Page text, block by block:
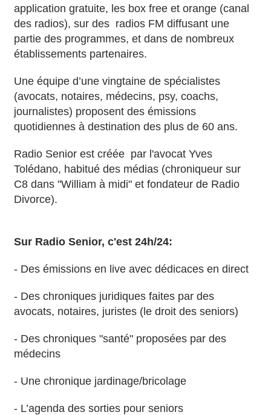
application gratuite, les box free et orange (canal
des radios), sur des radios FM diffusant une
partie des programmes, et dans de nombreux
établissements partenaires.
Une équipe d’une vingtaine de spécialistes
(avocats, notaires, médecins, psy, coachs,
journalistes) proposent des émissions
quotidiennes à destination des plus de 60 ans.
Radio Senior est créée par l'avocat Yves
Tolédano, habitué des médias (chroniqueur sur
C8 dans "William à midi" et fondateur de Radio
Divorce).
Sur Radio Senior, c'est 24h/24:
- Des émissions en live avec dédicaces en direct
- Des chroniques juridiques faites par des
avocats, notaires, juristes (le droit des seniors)
- Des chroniques "santé" proposées par des
médecins
- Une chronique jardinage/bricolage
- L’agenda des sorties pour seniors